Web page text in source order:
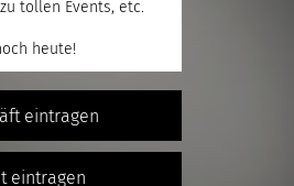
tollen Events, etc.
heute!
eintragen
eintragen